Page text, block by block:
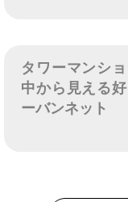
タワーマンシ
中から見える
ーバンネット